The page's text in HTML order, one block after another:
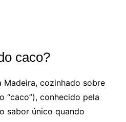
caco?
Madeira, cozinhado sobre
“caco”), conhecido pela
sabor único quando